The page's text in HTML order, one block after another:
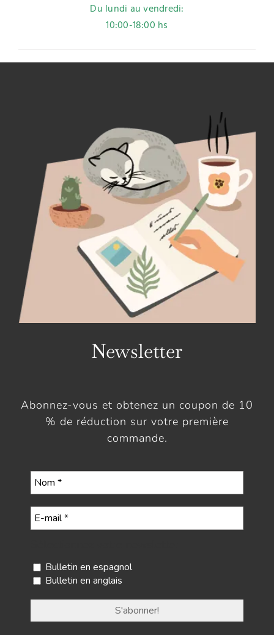
Du lundi au vendredi:
10:00-18:00 hs
Newsletter
Abonnez-vous et obtenez un coupon de 10
% de réduction sur votre première
commande.
Bulletin en espagnol
Bulletin en anglais